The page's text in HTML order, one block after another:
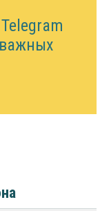
Telegram
важных